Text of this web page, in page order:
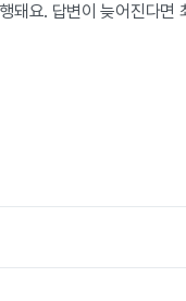
돼요. 답변이 늦어진다면